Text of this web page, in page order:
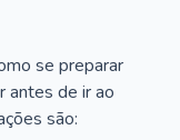
se preparar
antes de ir ao
são: